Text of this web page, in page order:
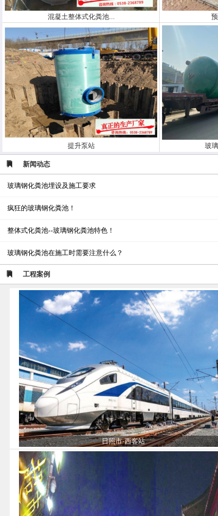
混凝土整体式化粪池...
提升泵站 玻
新闻动态
玻璃钢化粪池埋设及施工要求
疯狂的玻璃钢化粪池！
整体式化粪池--玻璃钢化粪池特色！
玻璃钢化粪池在施工时需要注意什么？
工程案例
日照市·西客站